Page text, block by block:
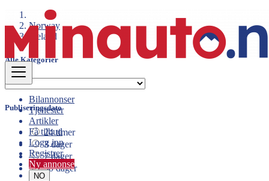
Bilannonser
Tjenester
Artikler
Få tilbud
Logg inn
Registrer
Ny annonse
NO
Norway
Iveland
Alle Kategorier
Publiseringsdato
24 timer
3 dager
7 dager
30 dager